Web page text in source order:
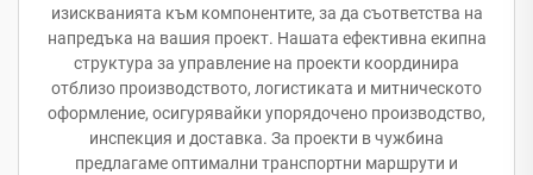
изискванията към компонентите, за да съответства на
напредъка на вашия проект. Нашата ефективна екипна
структура за управление на проекти координира
отблизо производството, логистиката и митническото
оформление, осигурявайки упорядочено производство,
инспекция и доставка. За проекти в чужбина
предлагаме оптимални транспортни маршрути и